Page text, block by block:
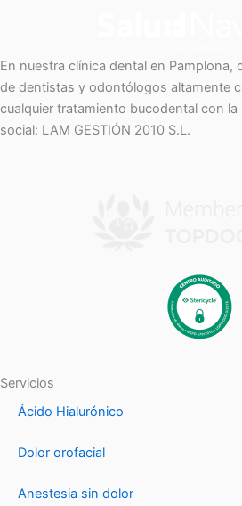
En nuestra clínica dental en Pamplona,
de dentistas y odontólogos altamente
cualquier tratamiento bucodental con la
social: LAM GESTIÓN 2010 S.L.
Servicios
Ácido Hialurónico
Dolor orofacial
Anestesia sin dolor